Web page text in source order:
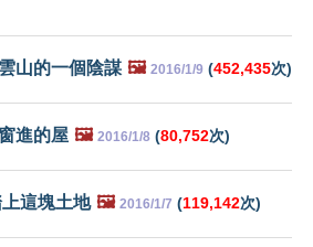
山的一個陰謀 🖼️ 2016/1/9 (452,435次)
進的屋 🖼️ 2016/1/8 (80,752次)
這塊土地 🖼️ 2016/1/7 (119,142次)